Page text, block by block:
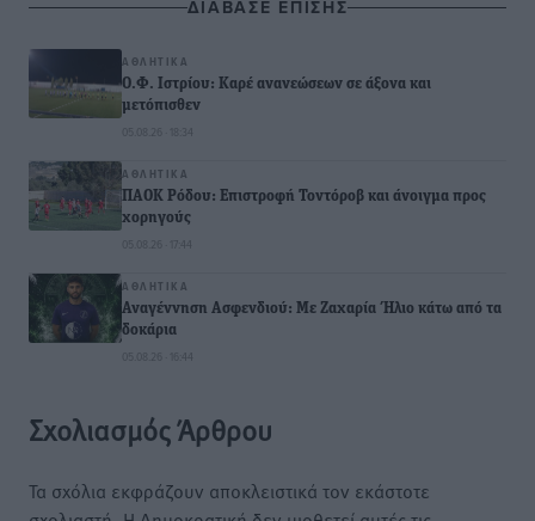
ΔΙΑΒΑΣΕ ΕΠΙΣΗΣ
ΑΘΛΗΤΙΚΆ
Ο.Φ. Ιστρίου: Καρέ ανανεώσεων σε άξονα και
μετόπισθεν
05.08.26 · 18:34
ΑΘΛΗΤΙΚΆ
ΠΑΟΚ Ρόδου: Επιστροφή Τοντόροβ και άνοιγμα προς
χορηγούς
05.08.26 · 17:44
ΑΘΛΗΤΙΚΆ
Αναγέννηση Ασφενδιού: Με Ζαχαρία Ήλιο κάτω από τα
δοκάρια
05.08.26 · 16:44
Σχολιασμός Άρθρου
Τα σχόλια εκφράζουν αποκλειστικά τον εκάστοτε